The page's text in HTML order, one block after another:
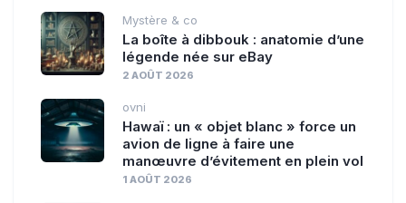
Mystère & co
La boîte à dibbouk : anatomie d’une
légende née sur eBay
2 AOÛT 2026
ovni
Hawaï : un « objet blanc » force un
avion de ligne à faire une
manœuvre d’évitement en plein vol
1 AOÛT 2026